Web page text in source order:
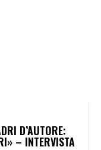
D’AUTORE:
– INTERVISTA